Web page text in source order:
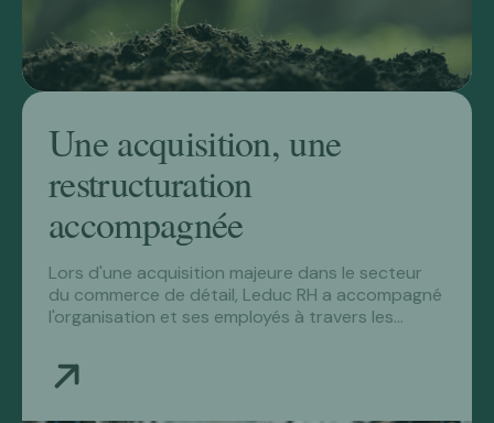
Une acquisition, une
restructuration
accompagnée
Lors d'une acquisition majeure dans le secteur
du commerce de détail, Leduc RH a accompagné
l'organisation et ses employés à travers les
programmes de transition et gestion de carrière
adaptés à chaque personne impactée.